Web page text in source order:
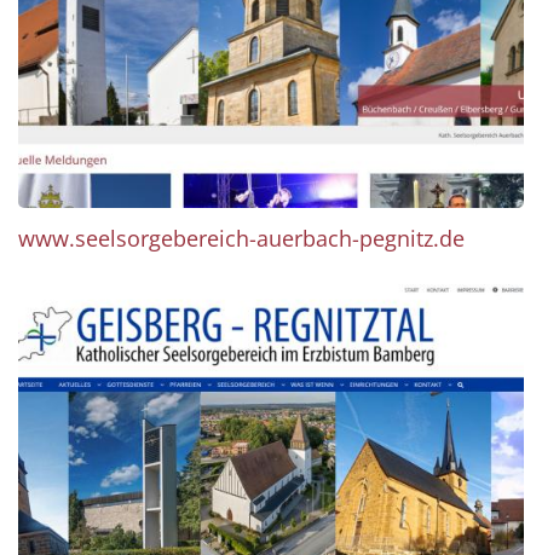
www.seelsorgebereich-auerbach-pegnitz.de